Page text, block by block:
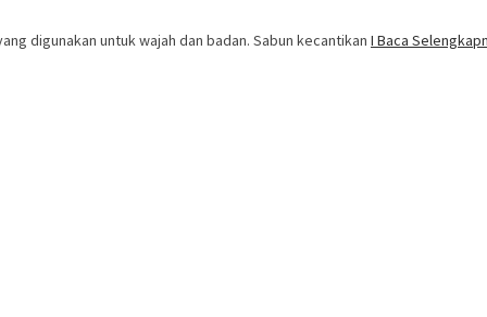
digunakan untuk wajah dan badan. Sabun kecantikan I Baca